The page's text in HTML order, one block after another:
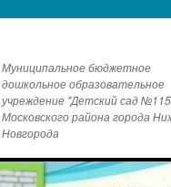
Муниципальное бюджетное
дошкольное образовательное
учреждение "Детский сад
Московского района города
Новгорода